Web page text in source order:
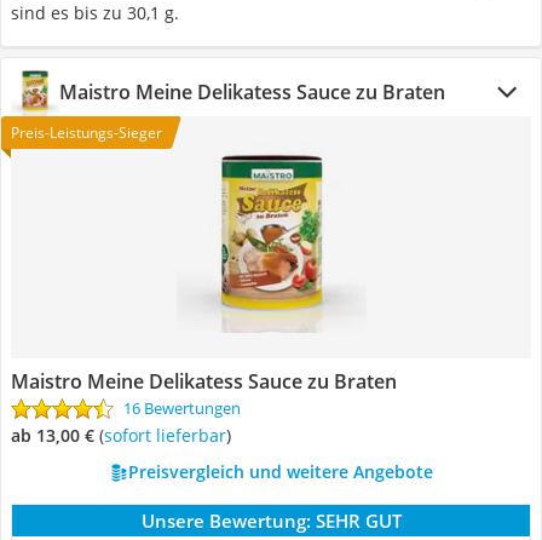
sind es bis zu 30,1 g.
Maistro Meine Delikatess Sauce zu Braten
Preis-Leistungs-Sieger
Maistro Meine Delikatess Sauce zu Braten
16 Bewertungen
ab 13,00 € ( Sofort lieferbar)
Preisvergleich und weitere Angebote
Unsere Bewertung: SEHR GUT